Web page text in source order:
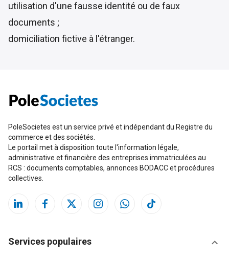
utilisation d'une fausse identité ou de faux
documents ;
domiciliation fictive à l'étranger.
PoleSocietes est un service privé et indépendant du Registre du
commerce et des sociétés.
Le portail met à disposition toute l'information légale,
administrative et financière des entreprises immatriculées au
RCS : documents comptables, annonces BODACC et procédures
collectives.
Services populaires